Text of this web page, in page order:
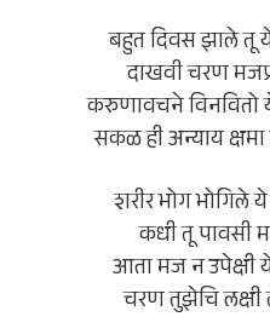
बहुत दिवस झाले तू
दाखवी चरण
करुणावचने विनवितो
सकळ ही अन्याय क्षमा
शरीर भोग भोगिले
कधी तू पावसी
आता मज न उपेक्षी ये
चरण तुझेचि लक्षी